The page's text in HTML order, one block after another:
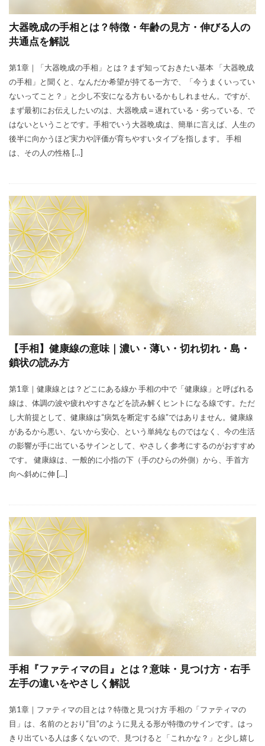
大器晩成の手相とは？特徴・年齢の見方・伸びる人の
共通点を解説
第1章｜「大器晩成の手相」とは？まず知っておきたい基本 「大器晩成
の手相」と聞くと、なんだか希望が持てる一方で、「今うまくいってい
ないってこと？」と少し不安になる方もいるかもしれません。ですが、
まず最初にお伝えしたいのは、大器晩成＝遅れている・劣っている、で
はないということです。手相でいう大器晩成は、簡単に言えば、人生の
後半に向かうほど実力や評価が育ちやすいタイプを指します。 手相
は、その人の性格 […]
【手相】健康線の意味｜濃い・薄い・切れ切れ・島・
鎖状の読み方
第1章｜健康線とは？どこにある線か 手相の中で「健康線」と呼ばれる
線は、体調の波や疲れやすさなどを読み解くヒントになる線です。ただ
し大前提として、健康線は“病気を断定する線”ではありません。健康線
があるから悪い、ないから安心、という単純なものではなく、今の生活
の影響が手に出ているサインとして、やさしく参考にするのがおすすめ
です。 健康線は、一般的に小指の下（手のひらの外側）から、手首方
向へ斜めに伸 […]
手相『ファティマの目』とは？意味・見つけ方・右手
左手の違いをやさしく解説
第1章｜ファティマの目とは？特徴と見つけ方 手相の「ファティマの
目」は、名前のとおり“目”のように見える形が特徴のサインです。はっ
きり出ている人は多くないので、見つけると「これかな？」と少し嬉し